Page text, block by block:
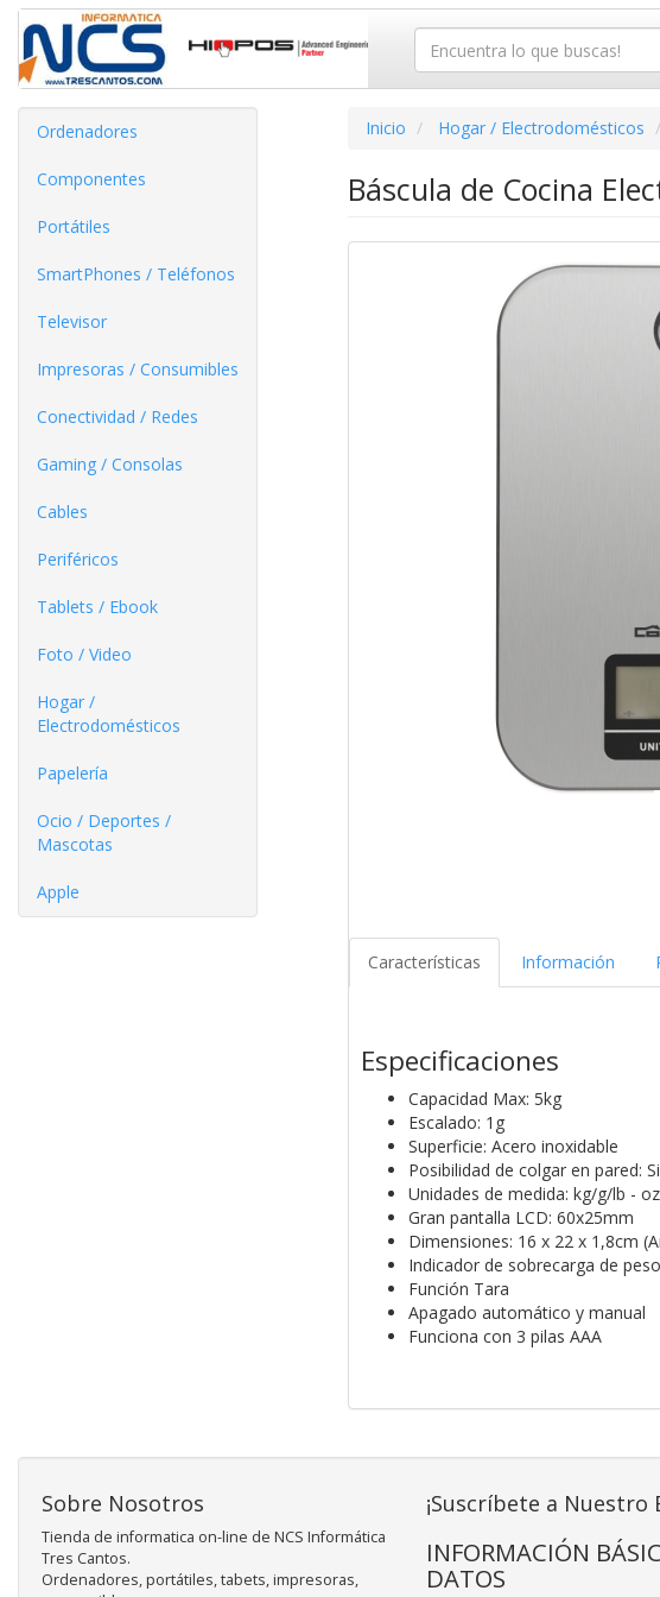
Ordenadores
Componentes
Portátiles
SmartPhones / Teléfonos
Televisor
Impresoras / Consumibles
Conectividad / Redes
Gaming / Consolas
Cables
Periféricos
Tablets / Ebook
Foto / Video
Hogar /
Electrodomésticos
Papelería
Ocio / Deportes /
Mascotas
Apple
Inicio Hogar / Electrodomésticos
Báscula de Cocina
Características Información
Especificaciones
Capacidad Max: 5kg
Escalado: 1g
Superficie: Acero inoxidable
Posibilidad de colgar en pared: Si
Unidades de medida: kg/g/lb -
Gran pantalla LCD: 60x25mm
Dimensiones: 16 x 22 x 1,8cm
Indicador de sobrecarga de
Función Tara
Apagado automático y manual
Funciona con 3 pilas AAA
Sobre Nosotros
Tienda de informatica on-line de NCS Informática
Tres Cantos.
Ordenadores, portátiles, tabets, impresoras,
¡Suscríbete a Nuestro
INFORMACIÓN
DATOS